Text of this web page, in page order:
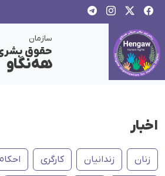
سازمان
حقوق
هەنگاو
اخبار
زنان زندانیان کارگری